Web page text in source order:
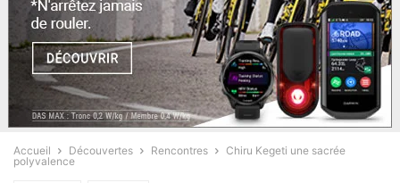
Accueil Découvertes Rencontres
Chiru Kegeti une sacrée
polyvalence